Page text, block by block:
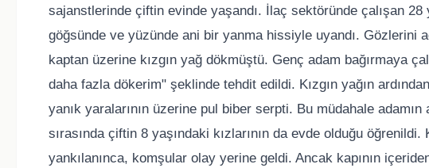
sajanstlerinde çiftin evinde yaşandı. İlaç sektöründe çalışan
göğsünde ve yüzünde ani bir yanma hissiyle uyandı. Gözlerini
kaptan üzerine kızgın yağ dökmüştü. Genç adam bağırmaya
daha fazla dökerim" şeklinde tehdit edildi. Kızgın yağın
yanık yaralarının üzerine pul biber serpti. Bu müdahale
sırasında çiftin 8 yaşındaki kızlarının da evde olduğu öğrenildi.
yankılanınca, komşular olay yerine geldi. Ancak kapının